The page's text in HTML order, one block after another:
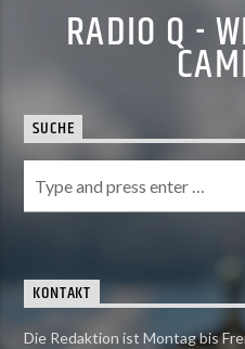
RADIO Q -
SUCHE
KONTAKT
Die Redaktion ist Montag bis